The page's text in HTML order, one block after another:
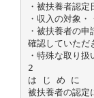
・被扶養者認
・収入の対象
・被扶養者の
確認していただ
・特殊な取り
2
は じ め に
被扶養者の認定